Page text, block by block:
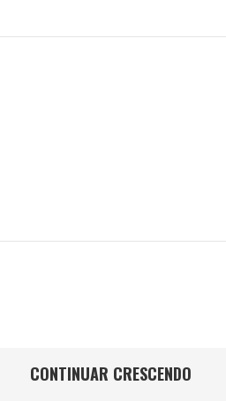
CONTINUAR CRESCENDO